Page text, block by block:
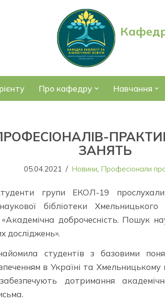
Про кафедру Навчання
ЗАНЯТЬ
05.04.2021 Новини, Професіонали
групи ЕКОЛ-19 прослухали
бібліотеки
доброчесність. Пошук
досліджень».
студентів з базовими
в Україні та Хмельницькому
дотримання